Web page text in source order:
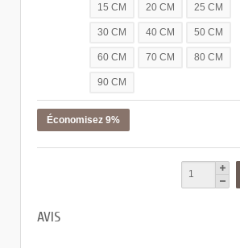
15 CM 20 CM 25 CM
30 CM 40 CM 50 CM
60 CM 70 CM 80 CM
90 CM
Économisez 9%
AVIS